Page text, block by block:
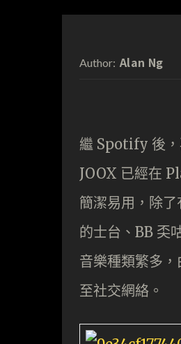
Author: Alan Ng
繼 Spotify 後，
JOOX 已經在
簡潔易用，除
的士台、BB 奀
音樂種類繁多
至社交網絡。